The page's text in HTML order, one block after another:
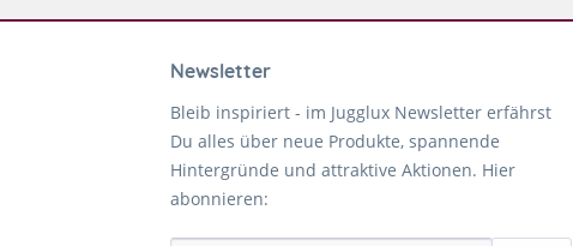
Newsletter
Bleib inspiriert - im Jugglux Newsletter erfährst
Du alles über neue Produkte, spannende
Hintergründe und attraktive Aktionen. Hier
abonnieren: